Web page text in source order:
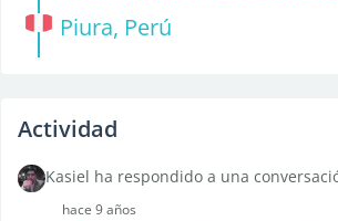
Piura, Perú
Actividad
Kasiel ha respondido a una
hace 9 años